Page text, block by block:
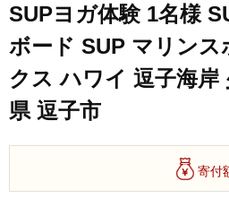
SUPヨガ体験 1名様
ボード SUP マリン
クス ハワイ 逗子海岸
県 逗子市
寄付